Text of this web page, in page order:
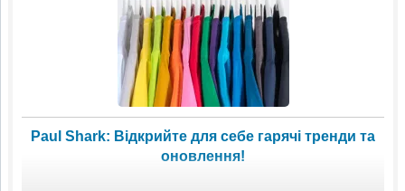
Paul Shark: Відкрийте для себе гарячі тренди та
оновлення!